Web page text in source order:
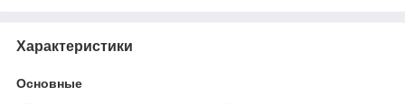
Характеристики
Основные